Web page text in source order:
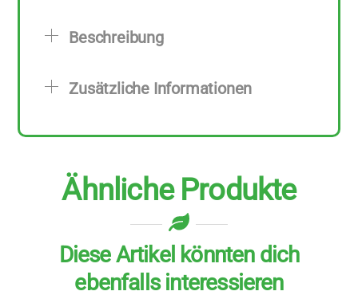
Stück
Beschreibung
Zusätzliche Informationen
Ähnliche Produkte
Diese Artikel könnten dich
ebenfalls interessieren